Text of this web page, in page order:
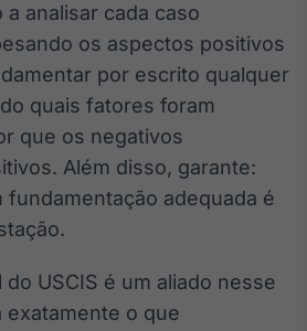
BroadFast
Em breve
Gestão de
Investimentos
analisar cada caso
os aspectos positivos
por escrito qualquer
quais fatores foram
que os negativos
Além disso, garante:
fundamentação adequada é
do USCIS é um aliado nesse
exatamente o que